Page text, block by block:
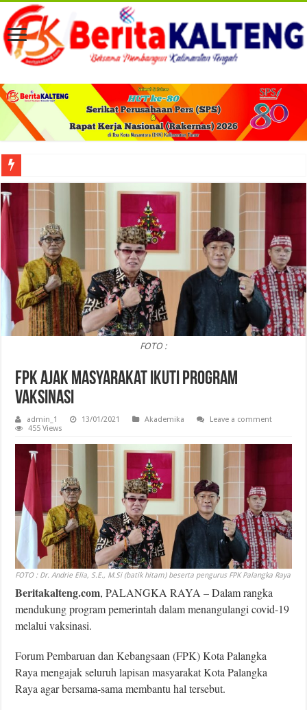
Viral! Selama Dua Bulan Lebih Siltap Serta Tunjangan Pemdes dan BPD di
FOTO :
FPK Ajak Masyarakat Ikuti Program
Vaksinasi
admin_1 13/01/2021 Akademika
Leave a comment
455 Views
FOTO : Dr. Andrie Elia, S.E., M.Si (batik hitam) beserta pengurus FPK Palangka Raya
Beritakalteng.com, PALANGKA RAYA – Dalam rangka
mendukung program pemerintah dalam menangulangi covid-19
melalui vaksinasi.
Forum Pembaruan dan Kebangsaan (FPK) Kota Palangka
Raya mengajak seluruh lapisan masyarakat Kota Palangka
Raya agar bersama-sama membantu hal tersebut.